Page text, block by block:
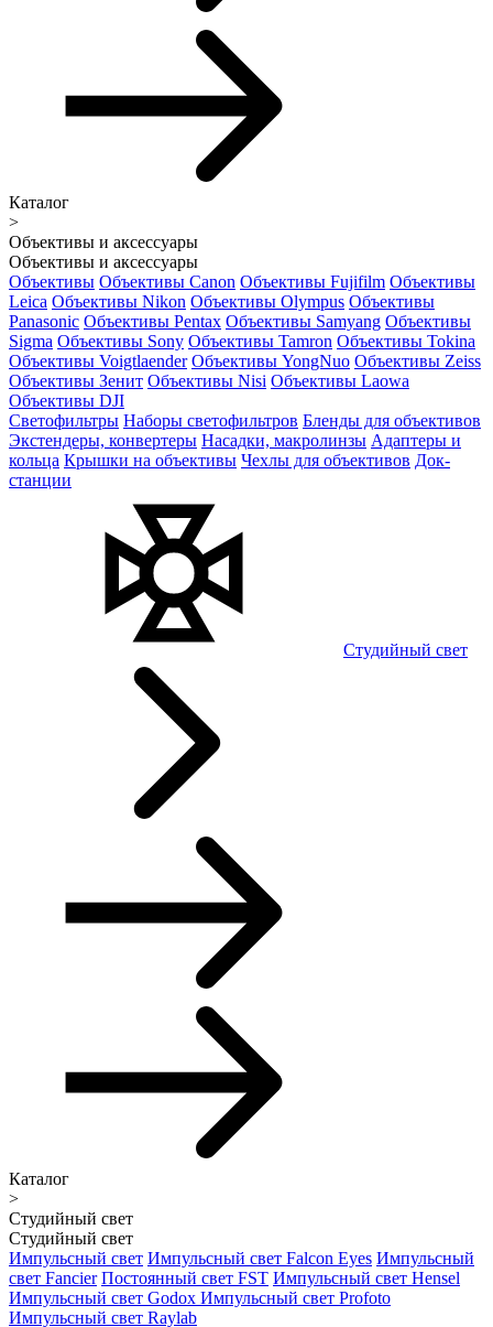
Каталог
>
Объективы и аксессуары
Объективы и аксессуары
Объективы Объективы Canon Объективы Fujifilm Объективы
Leica Объективы Nikon Объективы Olympus Объективы
Panasonic Объективы Pentax Объективы Samyang Объективы
Sigma Объективы Sony Объективы Tamron Объективы Tokina
Объективы Voigtlaender Объективы YongNuo Объективы Zeiss
Объективы Зенит Объективы Nisi Объективы Laowa
Объективы DJI
Светофильтры Наборы светофильтров Бленды для объективов
Экстендеры, конвертеры Насадки, макролинзы Адаптеры и
кольца Крышки на объективы Чехлы для объективов Док-
станции
Студийный свет
Каталог
>
Студийный свет
Студийный свет
Импульсный свет Импульсный свет Falcon Eyes Импульсный
свет Fancier Постоянный свет FST Импульсный свет Hensel
Импульсный свет Godox Импульсный свет Profoto
Импульсный свет Raylab